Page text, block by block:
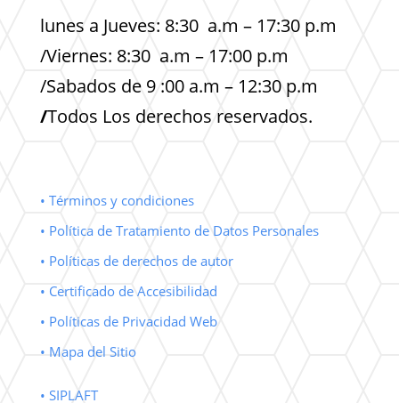
lunes a Jueves: 8:30 a.m – 17:30 p.m
/Viernes: 8:30 a.m – 17:00 p.m
/Sabados de 9 :00 a.m – 12:30 p.m
/Todos Los derechos reservados.
• Términos y condiciones
• Política de Tratamiento de Datos Personales
• Políticas de derechos de autor
• Certificado de Accesibilidad
• Políticas de Privacidad Web
• Mapa del Sitio
• SIPLAFT